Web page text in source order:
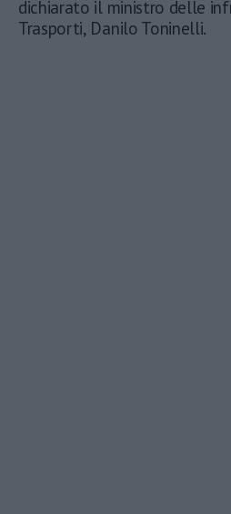
dichiarato il ministro delle
Trasporti, Danilo Toninelli.